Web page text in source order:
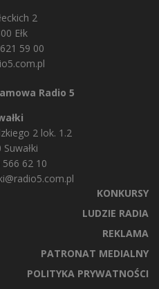
2
Ełk
59 00
Radio 5
2 lok. 1.2
62 10
KONKURSY
LUDZIE RADIA
REKLAMA
PATRONAT MEDIALNY
POLITYKA PRYWATNOŚCI